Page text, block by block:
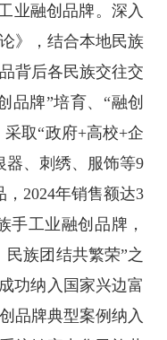
业融创品牌。深入
》，结合本地民族
背后各民族交往交
品牌”培育、“融创
取“政府+高校+企
器、刺绣、服饰等9
2024年销售额达3
手工业融创品牌，
族团结共繁荣”之
功纳入国家兴边富
品牌典型案例纳入